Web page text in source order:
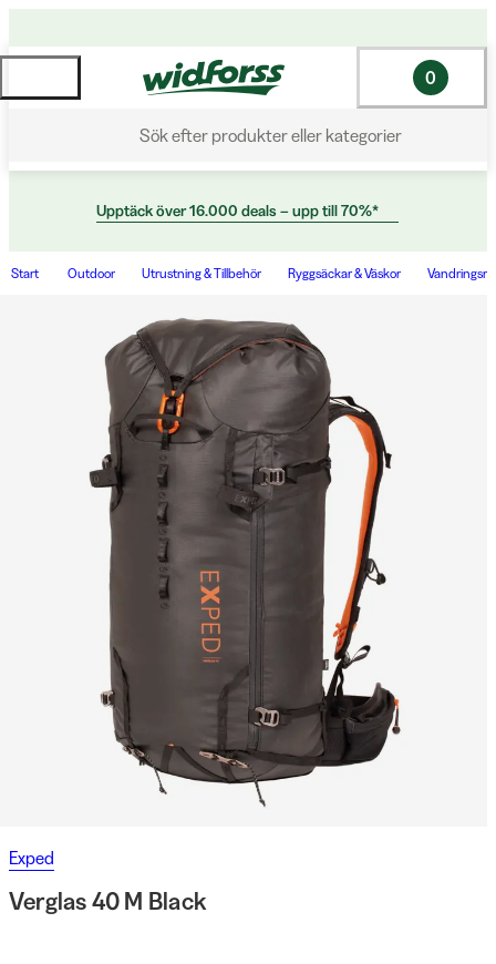
Sök efter produkter eller kategorier
0
Upptäck över 16.000 deals – upp till 70%*
Start Outdoor Utrustning & Tillbehör Ryggsäckar & Väskor
Exped
Verglas 40 M Black